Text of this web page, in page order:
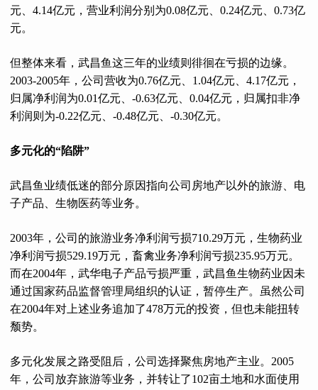
元、4.14亿元，营业利润分别为0.08亿元、0.24亿元、0.73亿
元。
但整体来看，武昌鱼这三年的业绩则徘徊在亏损的边缘。
2003-2005年，公司营收为0.76亿元、1.04亿元、4.17亿元，
归属净利润为0.01亿元、-0.63亿元、0.04亿元，归属扣非净
利润则为-0.22亿元、-0.48亿元、-0.30亿元。
多元化的“陷阱”
武昌鱼业绩低迷的部分原因指向公司房地产以外的旅游、电
子产品、生物医药等业务。
2003年，公司的旅游业务净利润亏损710.29万元，生物药业
净利润亏损529.19万元，畜禽业务净利润亏损235.95万元。
而在2004年，武华电子产品亏损严重，武昌鱼生物药业因未
通过国家药品监督管理局组织的认证，暂停生产。虽然公司
在2004年对上述业务追加了478万元的投资，但也未能扭转
颓势。
多元化发展之路受阻后，公司选择聚焦房地产主业。2005
年，公司放弃旅游等业务，并转让了102亩土地和水面使用